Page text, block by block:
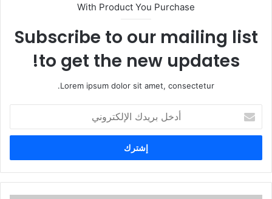
With Product You Purchase
Subscribe to our mailing list
to get the new updates!
Lorem ipsum dolor sit amet, consectetur.
خ
ب
ر